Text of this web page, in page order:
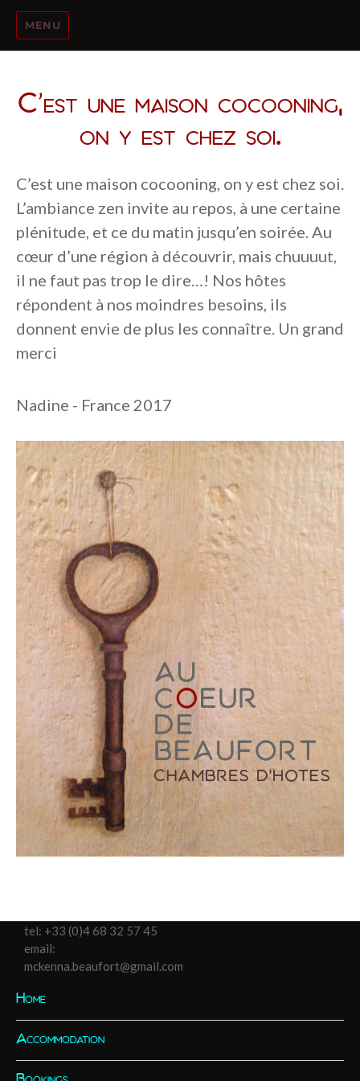
MENU
C’est une maison cocooning,
on y est chez soi.
C’est une maison cocooning, on y est chez soi.
L’ambiance zen invite au repos, à une certaine
plénitude, et ce du matin jusqu’en soirée. Au
cœur d’une région à découvrir, mais chuuuut,
il ne faut pas trop le dire…! Nos hôtes
répondent à nos moindres besoins, ils
donnent envie de plus les connaître. Un grand
merci
Nadine - France 2017
tel: +33 (0)4 68 32 57 45
email:
mckenna.beaufort@gmail.com
Home
Accommodation